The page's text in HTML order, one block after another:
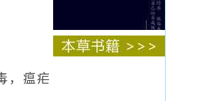
，瘟疟